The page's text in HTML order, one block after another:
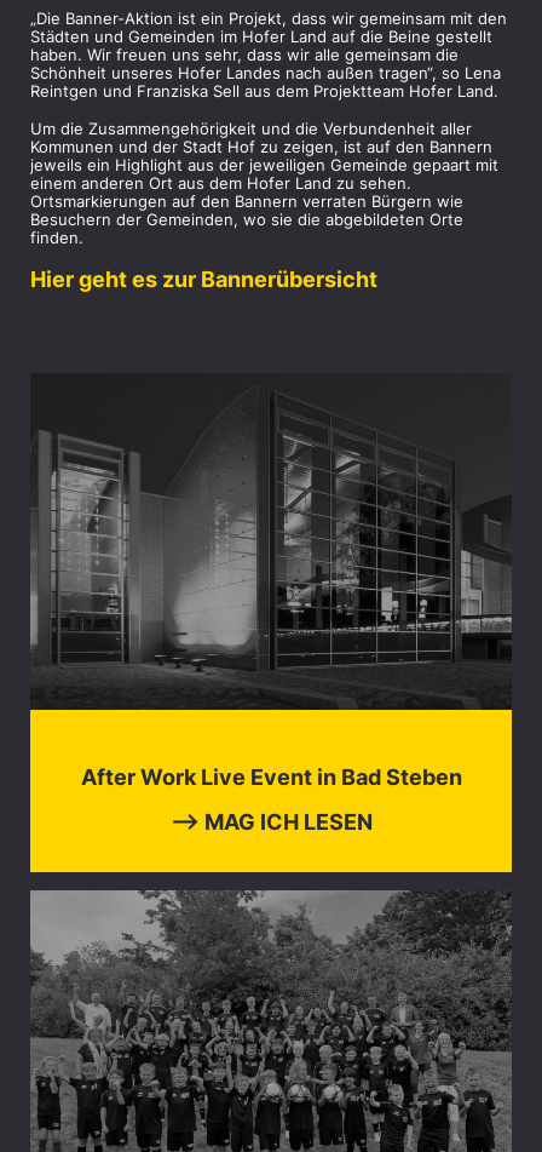
„Die Banner-Aktion ist ein Projekt, dass wir gemeinsam mit den
Städten und Gemeinden im Hofer Land auf die Beine gestellt
haben. Wir freuen uns sehr, dass wir alle gemeinsam die
Schönheit unseres Hofer Landes nach außen tragen“, so Lena
Reintgen und Franziska Sell aus dem Projektteam Hofer Land.
Um die Zusammengehörigkeit und die Verbundenheit aller
Kommunen und der Stadt Hof zu zeigen, ist auf den Bannern
jeweils ein Highlight aus der jeweiligen Gemeinde gepaart mit
einem anderen Ort aus dem Hofer Land zu sehen.
Ortsmarkierungen auf den Bannern verraten Bürgern wie
Besuchern der Gemeinden, wo sie die abgebildeten Orte
finden.
Hier geht es zur Bannerübersicht
After Work Live Event in Bad Steben
⟶ MAG ICH LESEN